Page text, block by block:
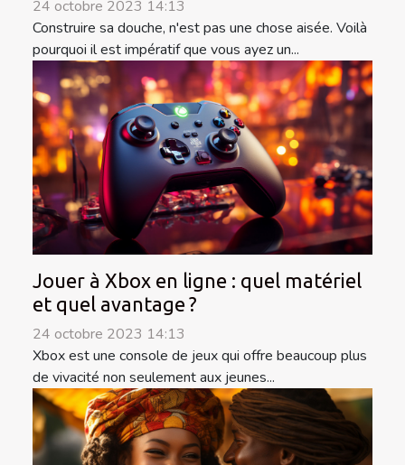
24 octobre 2023 14:13
Construire sa douche, n'est pas une chose aisée. Voilà
pourquoi il est impératif que vous ayez un...
Jouer à Xbox en ligne : quel matériel
et quel avantage ?
24 octobre 2023 14:13
Xbox est une console de jeux qui offre beaucoup plus
de vivacité non seulement aux jeunes...